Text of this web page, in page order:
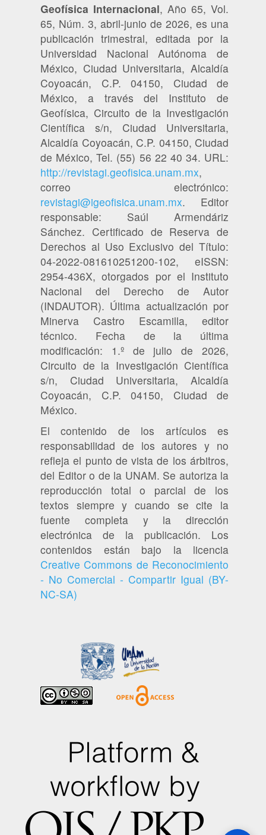
Geofísica Internacional, Año 65, Vol.
65, Núm. 3, abril-junio de 2026, es una
publicación trimestral, editada por la
Universidad Nacional Autónoma de
México, Ciudad Universitaria, Alcaldía
Coyoacán, C.P. 04150, Ciudad de
México, a través del Instituto de
Geofísica, Circuito de la Investigación
Científica s/n, Ciudad Universitaria,
Alcaldía Coyoacán, C.P. 04150, Ciudad
de México, Tel. (55) 56 22 40 34. URL:
http://revistagi.geofisica.unam.mx,
correo electrónico:
revistagi@igeofisica.unam.mx. Editor
responsable: Saúl Armendáriz
Sánchez. Certificado de Reserva de
Derechos al Uso Exclusivo del Título:
04-2022-081610251200-102, eISSN:
2954-436X, otorgados por el Instituto
Nacional del Derecho de Autor
(INDAUTOR). Última actualización por
Minerva Castro Escamilla, editor
técnico. Fecha de la última
modificación: 1.º de julio de 2026,
Circuito de la Investigación Científica
s/n, Ciudad Universitaria, Alcaldía
Coyoacán, C.P. 04150, Ciudad de
México.
El contenido de los artículos es
responsabilidad de los autores y no
refleja el punto de vista de los árbitros,
del Editor o de la UNAM. Se autoriza la
reproducción total o parcial de los
textos siempre y cuando se cite la
fuente completa y la dirección
electrónica de la publicación. Los
contenidos están bajo la licencia
Creative Commons de Reconocimiento
- No Comercial - Compartir Igual (BY-
NC-SA)